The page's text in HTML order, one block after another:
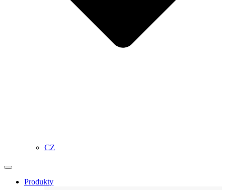
CZ
Produkty